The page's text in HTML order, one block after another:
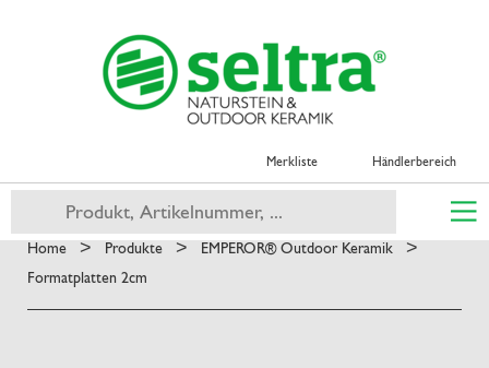
Merkliste Händlerbereich
Home > Produkte > EMPEROR® Outdoor Keramik >
Formatplatten 2cm